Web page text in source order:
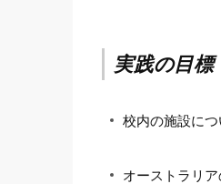
実践の目標
校内の施設に
オーストラリ